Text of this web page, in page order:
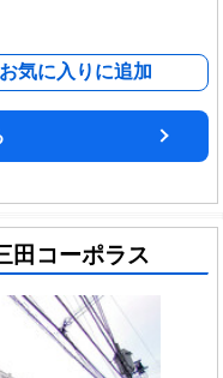
お気に入りに追加
田コーポラス